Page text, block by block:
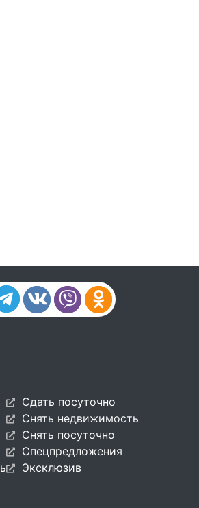
Сдать посуточно
Снять недвижимость
Снять посуточно
Спецпредложения
Эксклюзив